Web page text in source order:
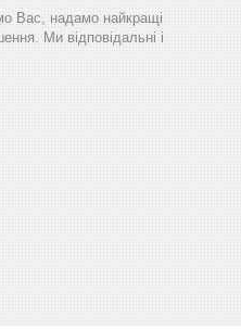
Вас, надамо найкращі
Ми відповідальні і